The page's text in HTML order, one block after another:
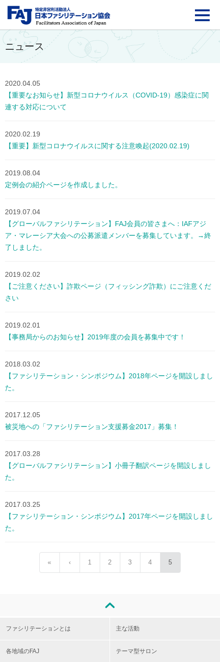
FAJ：特定非営利活動
ニュース
2020.04.05
【重要なお知らせ】新型コロナウイルス（COVID-19）感染症に関
連する対応について
2020.02.19
【重要】新型コロナウイルスに関する注意喚起(2020.02.19)
2019.08.04
定例会の紹介ページを作成しました。
2019.07.04
【グローバルファシリテーション】FAJ会員の皆さまへ：IAFアジ
ア・マレーシア大会への公募派遣メンバーを募集しています。→終
了しました。
2019.02.02
【ご注意ください】詐欺ページ（フィッシング詐欺）にご注意くだ
さい
2019.02.01
【事務局からのお知らせ】2019年度の会員を募集中です！
2018.03.02
【ファシリテーション・シンポジウム】2018年ページを開設しまし
た。
2017.12.05
被災地への「ファシリテーション支援募金2017」募集！
2017.03.28
【グローバルファシリテーション】小冊子翻訳ページを開設しまし
た。
2017.03.25
【ファシリテーション・シンポジウム】2017年ページを開設しまし
た。
« ‹ 1 2 3 4 5
ファシリテーションとは 主な活動
各地域のFAJ テーマ型サロン